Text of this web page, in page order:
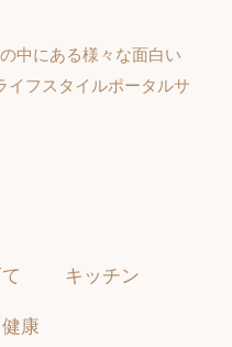
中にある様々な面白い
イフスタイルポータルサ
キッチン
健康